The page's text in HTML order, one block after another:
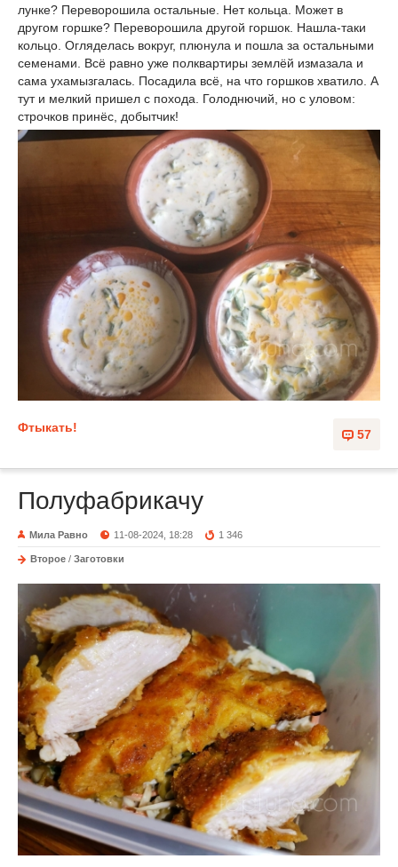
лунке? Переворошила остальные. Нет кольца. Может в
другом горшке? Переворошила другой горшок. Нашла-таки
кольцо. Огляделась вокруг, плюнула и пошла за остальными
семенами. Всё равно уже полквартиры землёй измазала и
сама ухамызгалась. Посадила всё, на что горшков хватило. А
тут и мелкий пришел с похода. Голоднючий, но с уловом:
строчков принёс, добытчик!
57
Фтыкать!
Полуфабрикачу
Мила Равно 11-08-2024, 18:28 1 346
Второе / Заготовки